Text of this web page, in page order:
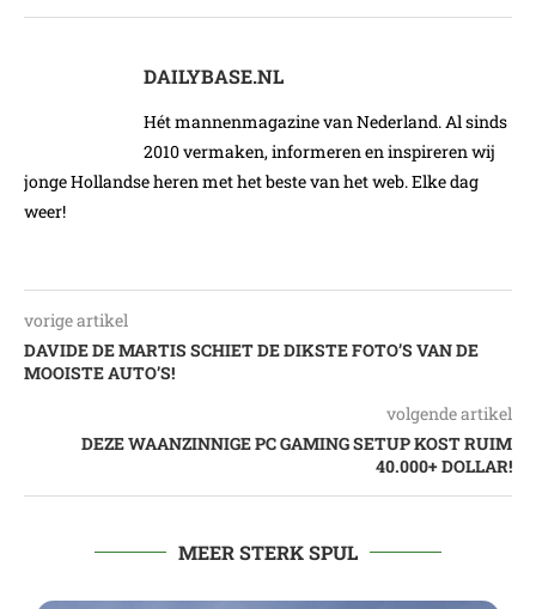
DAILYBASE.NL
Hét mannenmagazine van Nederland. Al sinds
2010 vermaken, informeren en inspireren wij
jonge Hollandse heren met het beste van het web. Elke dag
weer!
vorige artikel
DAVIDE DE MARTIS SCHIET DE DIKSTE FOTO’S VAN DE
MOOISTE AUTO’S!
volgende artikel
DEZE WAANZINNIGE PC GAMING SETUP KOST RUIM
40.000+ DOLLAR!
MEER STERK SPUL